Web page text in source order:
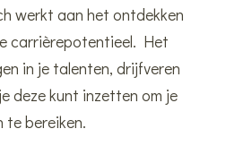
werkt aan het ontdekken
carrièrepotentieel. Het
in je talenten, drijfveren
deze kunt inzetten om je
te bereiken.